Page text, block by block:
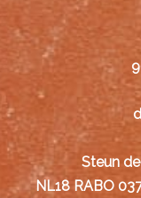
Steun
NL18 RABO